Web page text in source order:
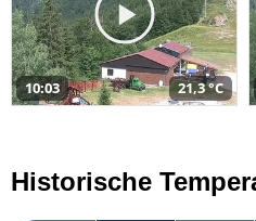
10:03 21,3 °C
Historische